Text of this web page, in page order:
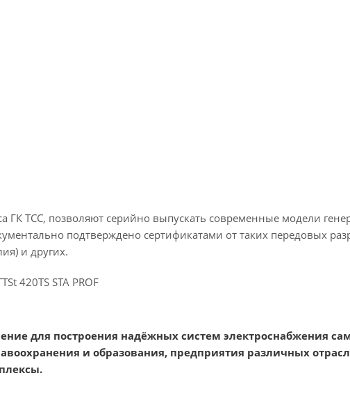
ГК ТСС, позволяют серийно выпускать современные модели
подтверждено сертификатами от таких передовых
и других.
420TS STA PROF
для построения надёжных систем электроснабжения
и образования, предприятия различных